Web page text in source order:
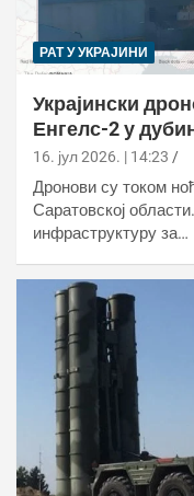
РАТ У УКРАЈИНИ
Украјински
Енгелс-2 у
16. јул 2026. | 14:23
Дронови су током
Саратовској
инфраструктуру за…